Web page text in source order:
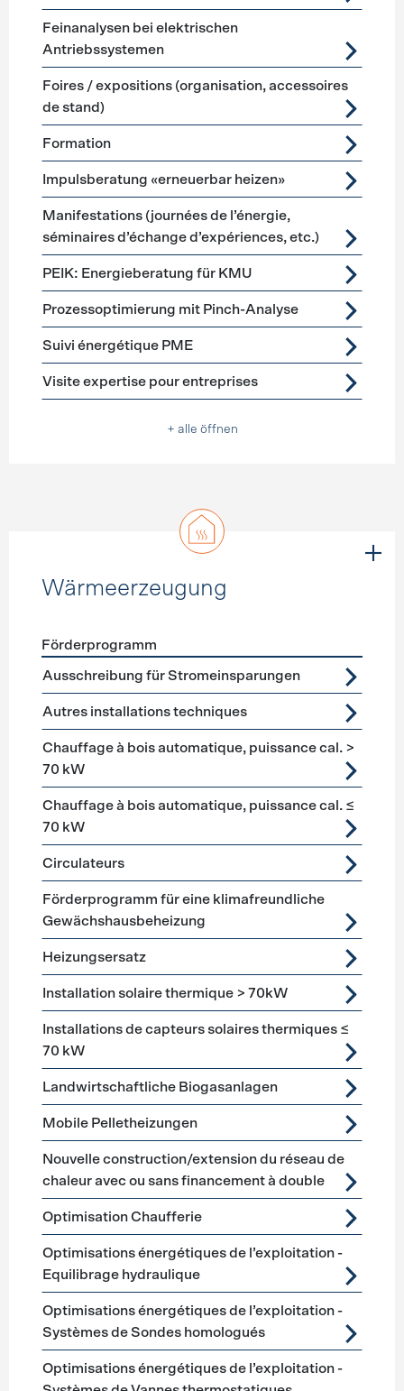
Feinanalysen bei elektrischen
Antriebssystemen
Foires / expositions (organisation, accessoires
de stand)
Formation
Impulsberatung «erneuerbar heizen»
Manifestations (journées de l’énergie,
séminaires d’échange d’expériences, etc.)
PEIK: Energieberatung für KMU
Prozessoptimierung mit Pinch-Analyse
Suivi énergétique PME
Visite expertise pour entreprises
+ alle öffnen
Wärmeerzeugung
Förderprogramme Wärmeerzeugung
Förderprogramm
Ausschreibung für Stromeinsparungen
Autres installations techniques
Chauffage à bois automatique, puissance cal. >
70 kW
Chauffage à bois automatique, puissance cal. ≤
70 kW
Circulateurs
Förderprogramm für eine klimafreundliche
Gewächshausbeheizung
Heizungsersatz
Installation solaire thermique > 70kW
Installations de capteurs solaires thermiques ≤
70 kW
Landwirtschaftliche Biogasanlagen
Mobile Pelletheizungen
Nouvelle construction/extension du réseau de
chaleur avec ou sans financement à double
Optimisation Chaufferie
Optimisations énergétiques de l’exploitation -
Equilibrage hydraulique
Optimisations énergétiques de l’exploitation -
Systèmes de Sondes homologués
Optimisations énergétiques de l’exploitation -